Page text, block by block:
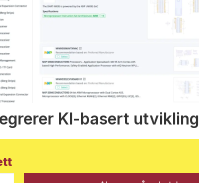
KI-basert utvikling